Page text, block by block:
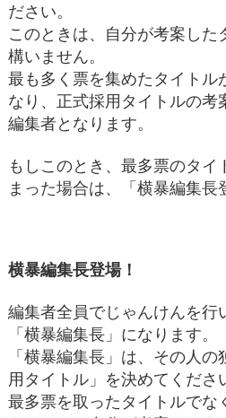
ださい。
このときは、自分が考案した
構いません。
最も多く票を集めたタイトル
なり、正式採用タイトルの考
編集者となります。
もしこのとき、最多票のタイ
まった場合は、「横暴編集長
横暴編集長登場！
編集者全員でじゃんけんを行
「横暴編集長」になります。
「横暴編集長」は、その人
用タイトル」を決めてくださ
最多票を取ったタイトルでな